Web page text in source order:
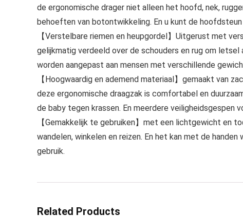
de ergonomische drager niet alleen het hoofd, nek,
behoeften van botontwikkeling. En u kunt de
【Verstelbare riemen en heupgordel】Uitgerust met
gelijkmatig verdeeld over de schouders en rug om
worden aangepast aan mensen met verschillende
【Hoogwaardig en ademend materiaal】gemaakt van
deze ergonomische draagzak is comfortabel en
de baby tegen krassen. En meerdere
【Gemakkelijk te gebruiken】met een lichtgewicht en
wandelen, winkelen en reizen. En het kan met de
gebruik.
Related Products